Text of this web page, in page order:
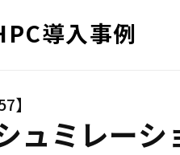
導入事例
ュミレー